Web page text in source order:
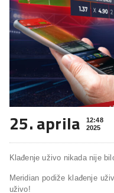
25. aprila
12:48
2025
Klađenje uživo nikada nije
Meridian podiže klađenje
uživo!